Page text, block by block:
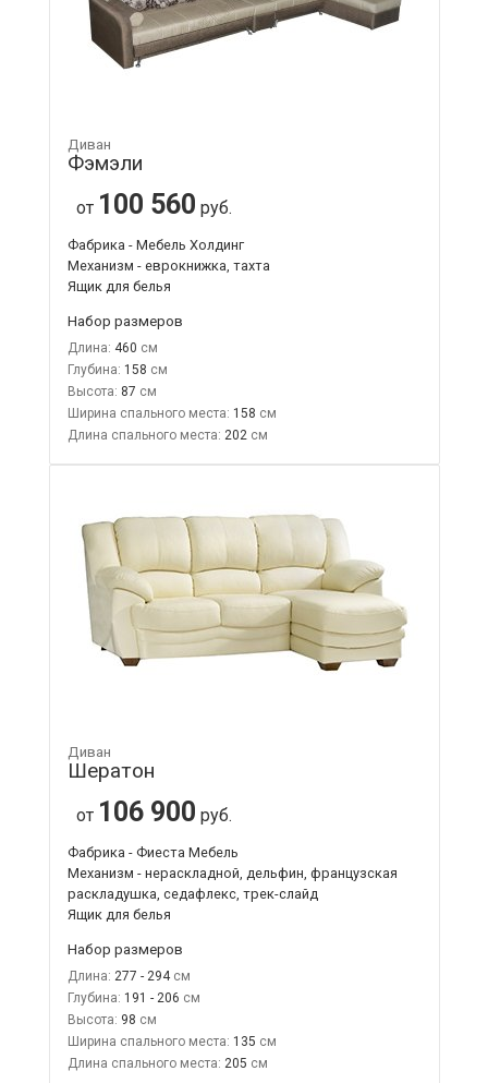
Диван
Фэмэли
от 100 560 руб.
Фабрика - Мебель Холдинг
Механизм - еврокнижка, тахта
Ящик для белья
Набор размеров
Длина: 460
Глубина: 158
Высота: 87
Ширина спального места: 158
Длина спального места: 202
Диван
Шератон
от 106 900 руб.
Фабрика - Фиеста Мебель
Механизм - нераскладной, дельфин, французская
раскладушка, седафлекс, трек-слайд
Ящик для белья
Набор размеров
Длина: 277 - 294
Глубина: 191 - 206
Высота: 98
Ширина спального места: 135
Длина спального места: 205